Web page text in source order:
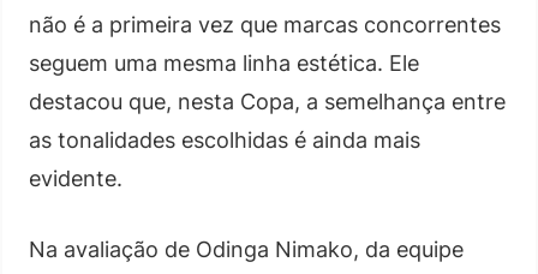
não é a primeira vez que marcas concorrentes
seguem uma mesma linha estética. Ele
destacou que, nesta Copa, a semelhança entre
as tonalidades escolhidas é ainda mais
evidente.
Na avaliação de Odinga Nimako, da equipe